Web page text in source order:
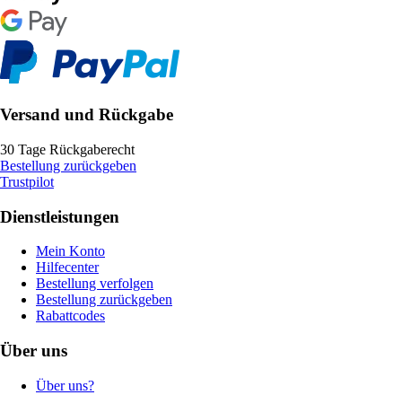
Versand und Rückgabe
30 Tage Rückgaberecht
Bestellung zurückgeben
Trustpilot
Dienstleistungen
Mein Konto
Hilfecenter
Bestellung verfolgen
Bestellung zurückgeben
Rabattcodes
Über uns
Über uns?